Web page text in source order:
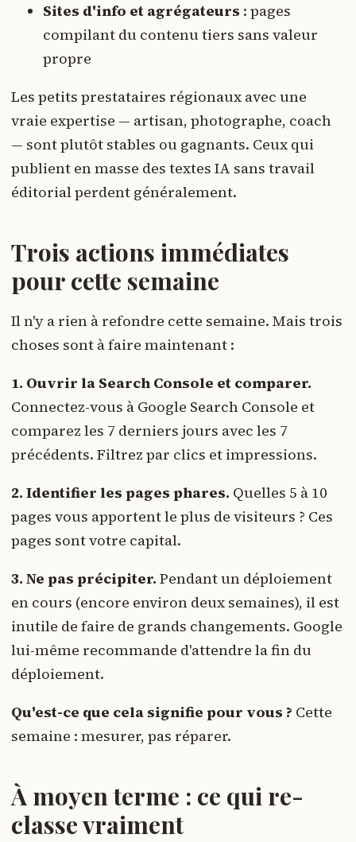
Sites d'info et agrégateurs : pages
compilant du contenu tiers sans valeur
propre
Les petits prestataires régionaux avec une
vraie expertise — artisan, photographe, coach
— sont plutôt stables ou gagnants. Ceux qui
publient en masse des textes IA sans travail
éditorial perdent généralement.
Trois actions immédiates
pour cette semaine
Il n'y a rien à refondre cette semaine. Mais trois
choses sont à faire maintenant :
1. Ouvrir la Search Console et comparer.
Connectez-vous à Google Search Console et
comparez les 7 derniers jours avec les 7
précédents. Filtrez par clics et impressions.
2. Identifier les pages phares. Quelles 5 à 10
pages vous apportent le plus de visiteurs ? Ces
pages sont votre capital.
3. Ne pas précipiter. Pendant un déploiement
en cours (encore environ deux semaines), il est
inutile de faire de grands changements. Google
lui-même recommande d'attendre la fin du
déploiement.
Qu'est-ce que cela signifie pour vous ? Cette
semaine : mesurer, pas réparer.
À moyen terme : ce qui re-
classe vraiment